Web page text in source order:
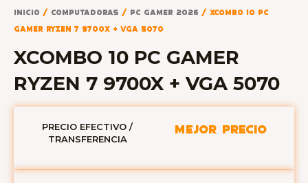
Inicio / COMPUTADORAS / PC GAMER 2026 / XCOMBO 10 PC
GAMER RYZEN 7 9700X + VGA 5070
XCOMBO 10 PC GAMER
RYZEN 7 9700X + VGA 5070
PRECIO EFECTIVO /
TRANSFERENCIA
MEJOR PRECIO